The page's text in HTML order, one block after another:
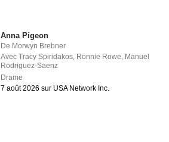
Anna Pigeon
De Morwyn Brebner
AvecTracy Spiridakos, Ronnie Rowe, Manuel
Rodriguez-Saenz
Drame
7 août 2026 sur USA Network Inc.